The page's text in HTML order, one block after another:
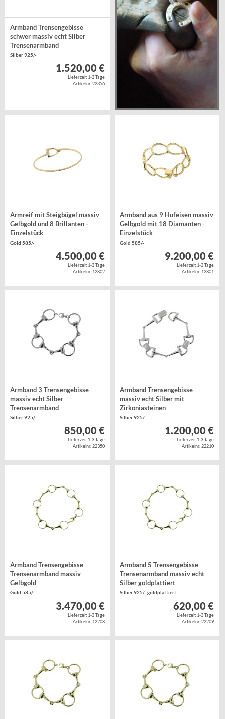
Armband Trensengebisse
schwer massiv echt Silber
Trensenarmband
Silber 925/-
1.520,00 €
Lieferzeit 1-3 Tage
Artikelnr. 22356
Armreif mit Steigbügel massiv
Gelbgold und 8 Brillanten -
Einzelstück
Gold 585/-
4.500,00 €
Lieferzeit 1-3 Tage
Artikelnr. 12802
Armband aus 9 Hufeisen massiv
Gelbgold mit 18 Diamanten -
Einzelstück
Gold 585/-
9.200,00 €
Lieferzeit 1-3 Tage
Artikelnr. 12801
Armband 3 Trensengebisse
massiv echt Silber
Trensenarmband
Silber 925/-
850,00 €
Lieferzeit 1-3 Tage
Artikelnr. 22350
Armband Trensengebisse
massiv echt Silber mit
Zirkoniasteinen
Silber 925/-
1.200,00 €
Lieferzeit 1-3 Tage
Artikelnr. 22210
Armband Trensengebisse
Trensenarmband massiv
Gelbgold
Gold 585/-
3.470,00 €
Lieferzeit 1-3 Tage
Artikelnr. 12208
Armband 5 Trensengebisse
Trensenarmband massiv echt
Silber goldplattiert
Silber 925/- goldplattiert
620,00 €
Lieferzeit 1-3 Tage
Artikelnr. 22209